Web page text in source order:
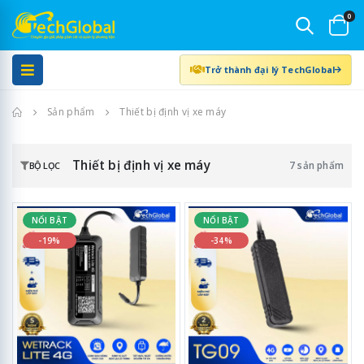
0
Trở thành đại lý TechGlobal
Trang chủSản phẩm Thiết bị định vị xe máy
BỘ LỌC Thiết bị định vị xe máy 7 sản phẩm
NỔI BẬT
-19%
NỔI BẬT
-34%